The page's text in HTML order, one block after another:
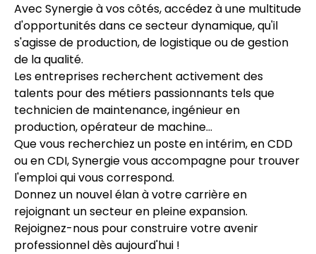
Avec Synergie à vos côtés, accédez à une multitude
d'opportunités dans ce secteur dynamique, qu'il
s'agisse de production, de logistique ou de gestion
de la qualité.
Les entreprises recherchent activement des
talents pour des métiers passionnants tels que
technicien de maintenance, ingénieur en
production, opérateur de machine...
Que vous recherchiez un poste en intérim, en CDD
ou en CDI, Synergie vous accompagne pour trouver
l'emploi qui vous correspond.
Donnez un nouvel élan à votre carrière en
rejoignant un secteur en pleine expansion.
Rejoignez-nous pour construire votre avenir
professionnel dès aujourd'hui !